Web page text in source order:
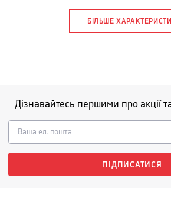
БІЛЬШЕ
Дізнавайтесь першими про акції
ПІДПИСАТИСЯ